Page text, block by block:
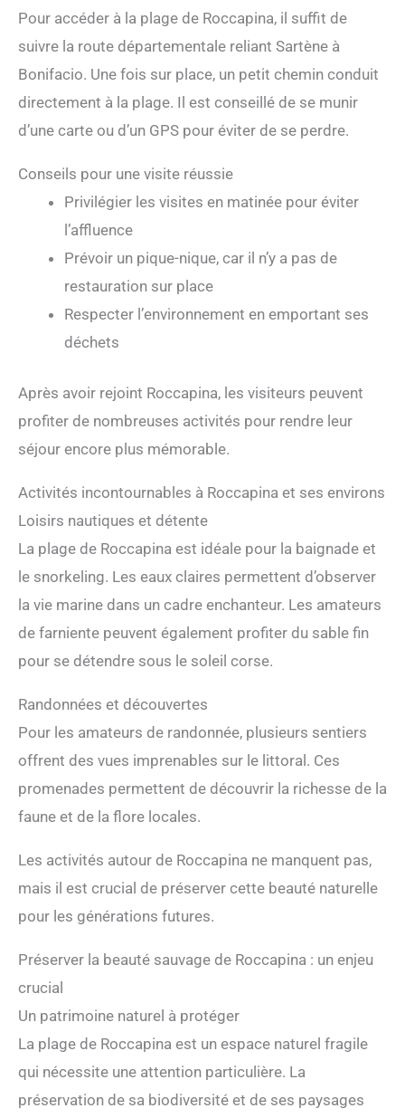
Pour accéder à la plage de Roccapina, il suffit de
suivre la route départementale reliant Sartène à
Bonifacio. Une fois sur place, un petit chemin conduit
directement à la plage. Il est conseillé de se munir
d’une carte ou d’un GPS pour éviter de se perdre.
Conseils pour une visite réussie
Privilégier les visites en matinée pour éviter
l’affluence
Prévoir un pique-nique, car il n’y a pas de
restauration sur place
Respecter l’environnement en emportant ses
déchets
Après avoir rejoint Roccapina, les visiteurs peuvent
profiter de nombreuses activités pour rendre leur
séjour encore plus mémorable.
Activités incontournables à Roccapina et ses environs
Loisirs nautiques et détente
La plage de Roccapina est idéale pour la baignade et
le snorkeling. Les eaux claires permettent d’observer
la vie marine dans un cadre enchanteur. Les amateurs
de farniente peuvent également profiter du sable fin
pour se détendre sous le soleil corse.
Randonnées et découvertes
Pour les amateurs de randonnée, plusieurs sentiers
offrent des vues imprenables sur le littoral. Ces
promenades permettent de découvrir la richesse de la
faune et de la flore locales.
Les activités autour de Roccapina ne manquent pas,
mais il est crucial de préserver cette beauté naturelle
pour les générations futures.
Préserver la beauté sauvage de Roccapina : un enjeu
crucial
Un patrimoine naturel à protéger
La plage de Roccapina est un espace naturel fragile
qui nécessite une attention particulière. La
préservation de sa biodiversité et de ses paysages